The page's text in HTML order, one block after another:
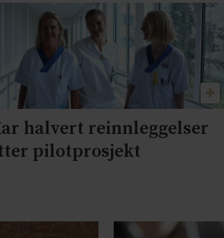
halvert reinnleggelser
pilotprosjekt